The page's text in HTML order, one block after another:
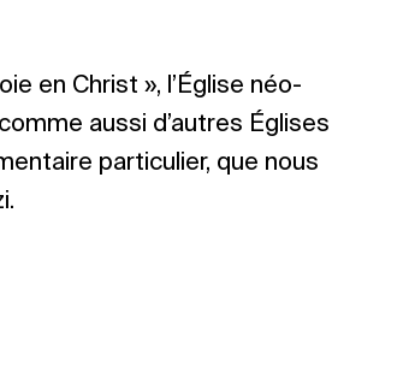
en Christ », l’Église néo-
aussi d’autres Églises
particulier, que nous